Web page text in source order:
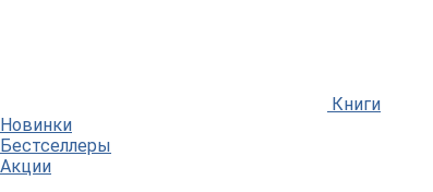
Книги
Новинки
Бестселлеры
Акции